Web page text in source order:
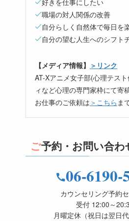
好きを仕事にしたい
職場の対人関係の改善
自分らしく自然体で毎日を
自分の望む人生へのシフト
【メディア情報】 ＞リンク
AT-Xアニメ女子部(心理テス
ィなど心理の専門家枠にて寄
お仕事のご依頼は ＞こちら ま
ご予約・お問い合わ
06-6190-
カウンセリング予約
受付 12:00～
月曜定休（祝日は翌日